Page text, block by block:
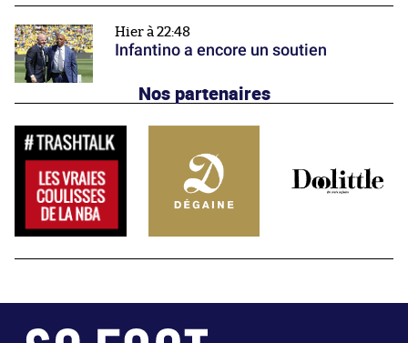
Hier à 22:48
Infantino a encore un soutien
Nos partenaires